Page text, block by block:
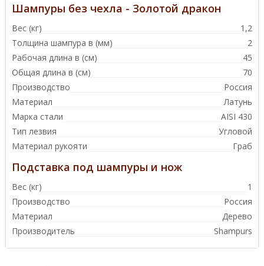
Шампуры без чехла - Золотой дракон
Вес (кг)
1,2
Толщина шампура в (мм)
2
Рабочая длина в (см)
45
Общая длина в (см)
70
Производство
Россия
Материал
Латунь
Марка стали
AISI 430
Тип лезвия
Угловой
Материал рукояти
Граб
Подставка под шампуры и нож
Вес (кг)
1
Производство
Россия
Материал
Дерево
Производитель
Shampurs